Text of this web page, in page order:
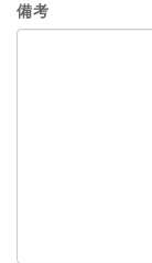
備考